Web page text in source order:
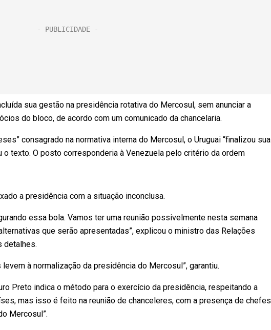
sua gestão na presidência rotativa do Mercosul, sem anunciar a
do bloco, de acordo com um comunicado da chancelaria.
consagrado na normativa interna do Mercosul, o Uruguai “finalizou sua
o texto. O posto corresponderia à Venezuela pelo critério da ordem
a presidência com a situação inconclusa.
essa bola. Vamos ter uma reunião possivelmente nesta semana
que serão apresentadas”, explicou o ministro das Relações
detalhes.
à normalização da presidência do Mercosul”, garantiu.
Preto indica o método para o exercício da presidência, respeitando a
mas isso é feito na reunião de chanceleres, com a presença de chefes
Mercosul”.